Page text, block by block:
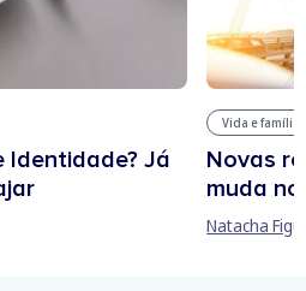
Identidade? Já
Vida e família
Novas
muda
Natacha